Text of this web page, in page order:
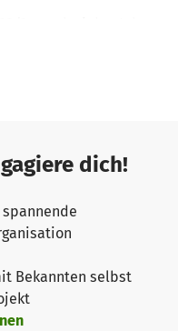
unserer
Jahr 2024
Beitrag kommt direkt
zu können.
dich!
Bekannten selbst